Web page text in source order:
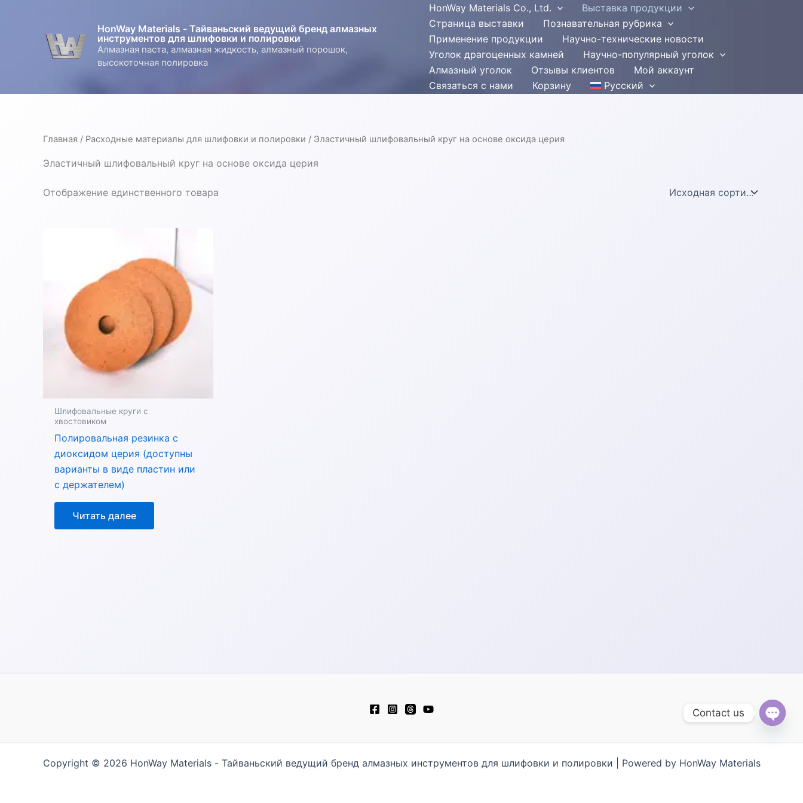
содержимому
HonWay Materials - Тайваньский ведущий бренд алмазных
инструментов для шлифовки и полировки
Алмазная паста, алмазная жидкость, алмазный порошок,
высокоточная полировка
HonWay Materials Co., Ltd.
Выставка продукции
Страница выставки
Познавательная рубрика
Применение продукции
Научно-технические новости
Уголок драгоценных камней
Научно-популярный уголок
Алмазный уголок
Отзывы клиентов
Мой аккаунт
Связаться с нами
Корзину Русский
Главная / Расходные материалы для шлифовки и полировки / Эластичный шлифовальный круг на основе оксида церия
Эластичный шлифовальный круг на основе оксида церия
Отображение единственного товара
Шлифовальные круги с
хвостовиком
Полировальная резинка с
диоксидом церия (доступны
варианты в виде пластин или
с держателем)
Читать далее
Copyright © 2026 HonWay Materials - Тайваньский ведущий бренд алмазных инструментов для шлифовки и полировки | Powered by HonWay Materials
Contact us
chaty